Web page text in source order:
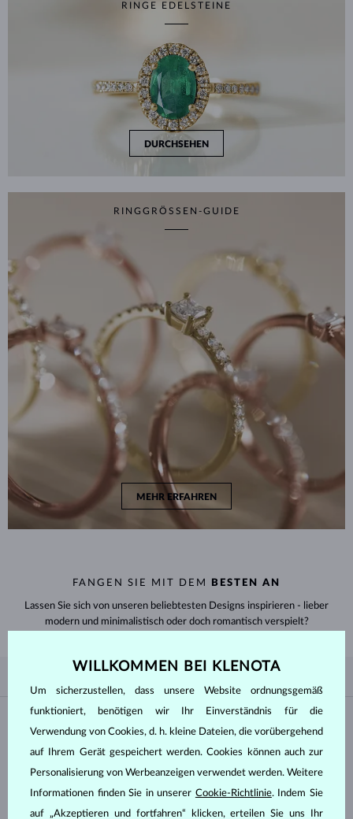
RINGE EDELSTEINE
DURCHSEHEN
RINGGRÖSSEN-GUIDE
MEHR ERFAHREN
FANGEN SIE MIT DEM BESTEN AN
Lassen Sie sich von unseren beliebtesten Designs inspirieren - lieber
modern und minimalistisch oder doch romantisch verspielt?
Material
ROSÉGOLD
WILLKOMMEN BEI KLENOTA
Um sicherzustellen, dass unsere Website ordnungsgemäß
funktioniert, benötigen wir Ihr Einverständnis für die
Verwendung von Cookies, d. h. kleine Dateien, die vorübergehend
auf Ihrem Gerät gespeichert werden. Cookies können auch zur
Personalisierung von Werbeanzeigen verwendet werden. Weitere
Informationen finden Sie in unserer Cookie-Richtlinie. Indem Sie
auf „Akzeptieren und fortfahren“ klicken, erteilen Sie uns Ihr